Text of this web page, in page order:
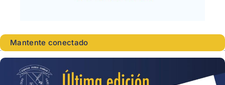
Mantente conectado